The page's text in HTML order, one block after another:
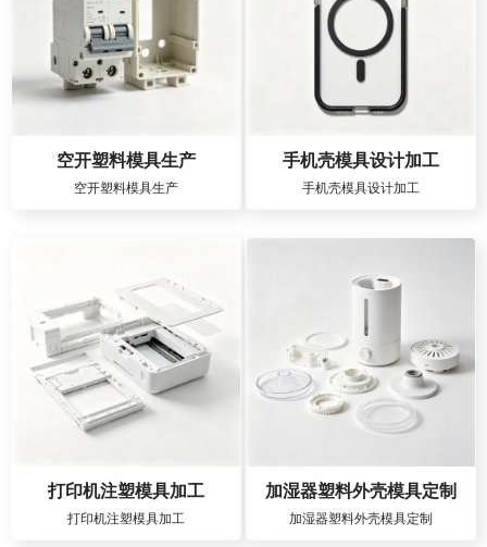
空开塑料模具生产
空开塑料模具生产
手机壳模具设计加工
手机壳模具设计加工
打印机注塑模具加工
打印机注塑模具加工
加湿器塑料外壳模具定制
加湿器塑料外壳模具定制